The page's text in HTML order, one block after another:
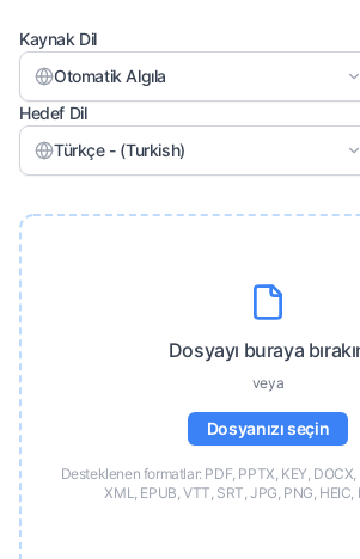
Kaynak Dil
Otomatik Algıla
Hedef Dil
Türkçe - (Turkish)
Dosyayı buraya
veya
Dosyanızı seçin
Desteklenen formatlar: PDF, PPTX, KEY,
XML, EPUB, VTT, SRT, JPG, PNG, HEIC,